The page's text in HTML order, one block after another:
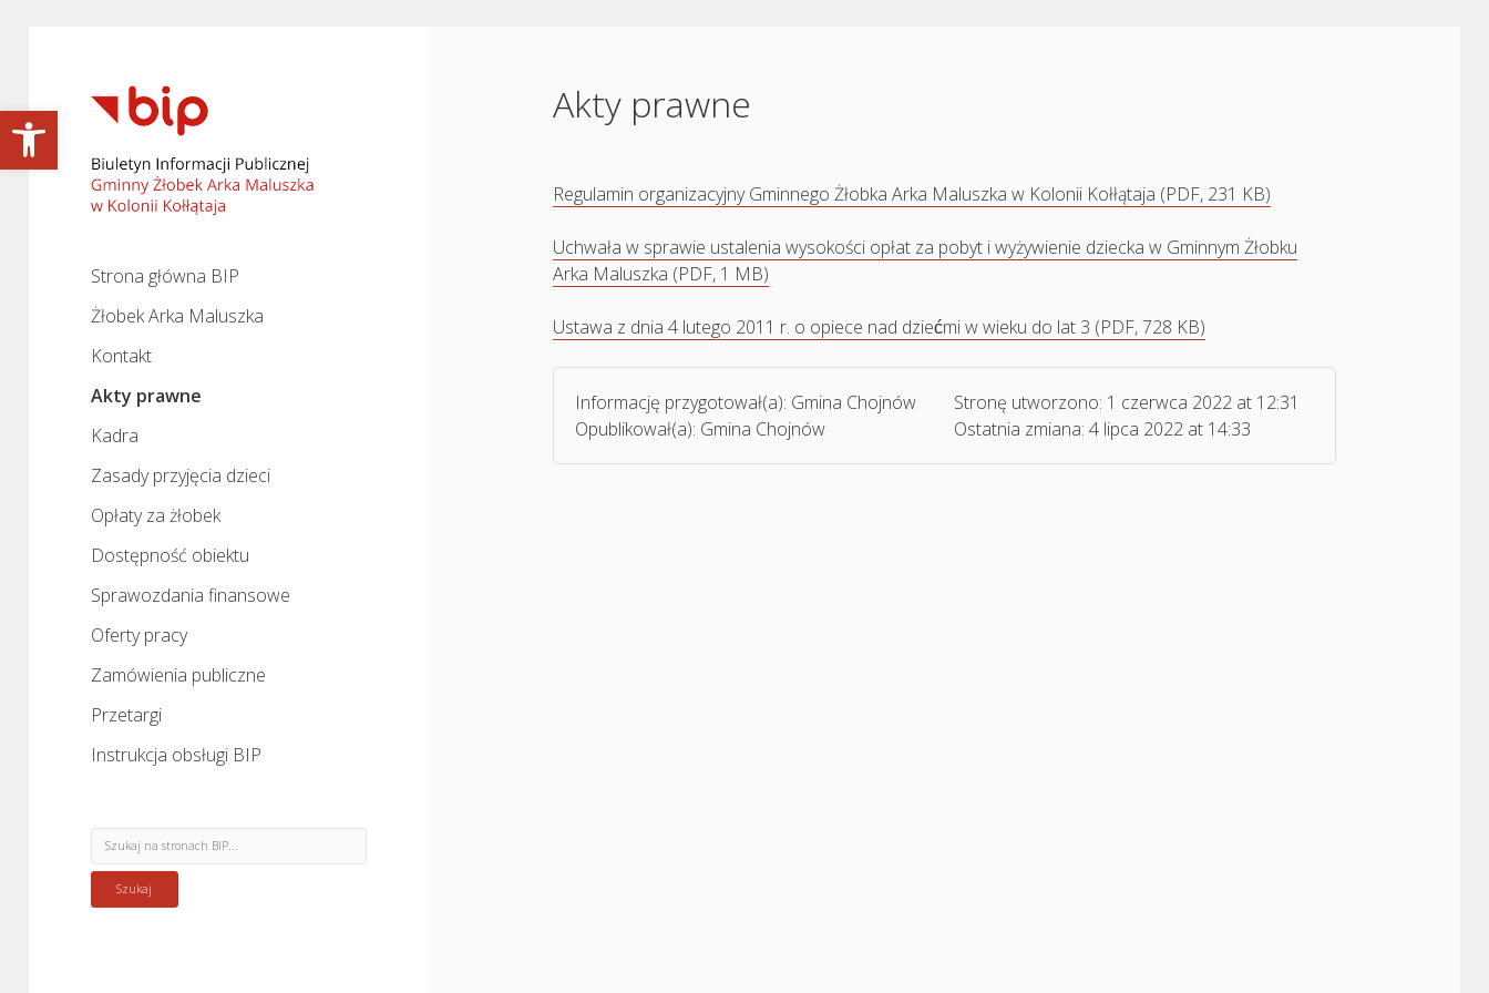
Open toolbar
Biuletyn
Informacji
Publicznej
-
Gminny
Żłobek
Arka
Maluszka
Strona główna BIP
Żłobek Arka Maluszka
Kontakt
Akty prawne
Kadra
Zasady przyjęcia dzieci
Opłaty za żłobek
Dostępność obiektu
Sprawozdania finansowe
Oferty pracy
Zamówienia publiczne
Przetargi
Instrukcja obsługi BIP
Sidebar
Search
Akty prawne
Regulamin organizacyjny Gminnego Żłobka Arka Maluszka w Kolonii Kołłątaja (PDF, 231 KB)
Uchwała w sprawie ustalenia wysokości opłat za pobyt i wyżywienie dziecka w Gminnym Żłobku
Arka Maluszka (PDF, 1 MB)
Ustawa z dnia 4 lutego 2011 r. o opiece nad dziećmi w wieku do lat 3 (PDF, 728 KB)
Informację przygotował(a): Gmina Chojnów
Opublikował(a): Gmina Chojnów
Stronę utworzono: 1 czerwca 2022 at 12:31
Ostatnia zmiana: 4 lipca 2022 at 14:33